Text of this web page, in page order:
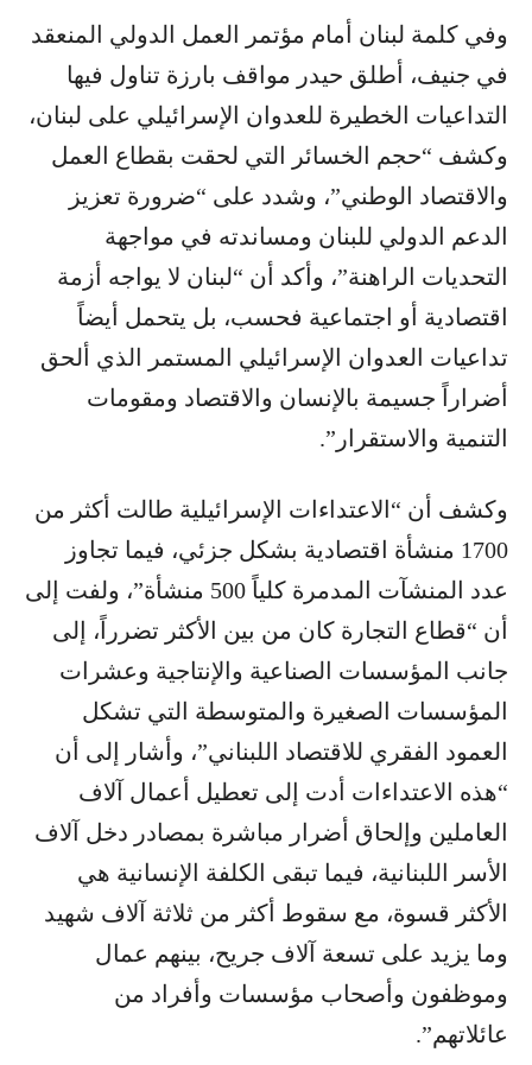
وفي كلمة لبنان أمام مؤتمر العمل الدولي المنعقد
في جنيف، أطلق حيدر مواقف بارزة تناول فيها
التداعيات الخطيرة للعدوان الإسرائيلي على لبنان،
وكشف “حجم الخسائر التي لحقت بقطاع العمل
والاقتصاد الوطني”، وشدد على “ضرورة تعزيز
الدعم الدولي للبنان ومساندته في مواجهة
التحديات الراهنة”، وأكد أن “لبنان لا يواجه أزمة
اقتصادية أو اجتماعية فحسب، بل يتحمل أيضاً
تداعيات العدوان الإسرائيلي المستمر الذي ألحق
أضراراً جسيمة بالإنسان والاقتصاد ومقومات
التنمية والاستقرار”.
وكشف أن “الاعتداءات الإسرائيلية طالت أكثر من
1700 منشأة اقتصادية بشكل جزئي، فيما تجاوز
عدد المنشآت المدمرة كلياً 500 منشأة”، ولفت إلى
أن “قطاع التجارة كان من بين الأكثر تضرراً، إلى
جانب المؤسسات الصناعية والإنتاجية وعشرات
المؤسسات الصغيرة والمتوسطة التي تشكل
العمود الفقري للاقتصاد اللبناني”، وأشار إلى أن
“هذه الاعتداءات أدت إلى تعطيل أعمال آلاف
العاملين وإلحاق أضرار مباشرة بمصادر دخل آلاف
الأسر اللبنانية، فيما تبقى الكلفة الإنسانية هي
الأكثر قسوة، مع سقوط أكثر من ثلاثة آلاف شهيد
وما يزيد على تسعة آلاف جريح، بينهم عمال
وموظفون وأصحاب مؤسسات وأفراد من
عائلاتهم”.